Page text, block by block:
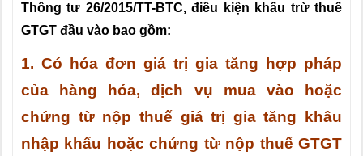
Thông tư 26/2015/TT-BTC, điều kiện khấu trừ thuế
GTGT đầu vào bao gồm:
1. Có hóa đơn giá trị gia tăng hợp pháp
của hàng hóa, dịch vụ mua vào hoặc
chứng từ nộp thuế giá trị gia tăng khâu
nhập khẩu hoặc chứng từ nộp thuế GTGT